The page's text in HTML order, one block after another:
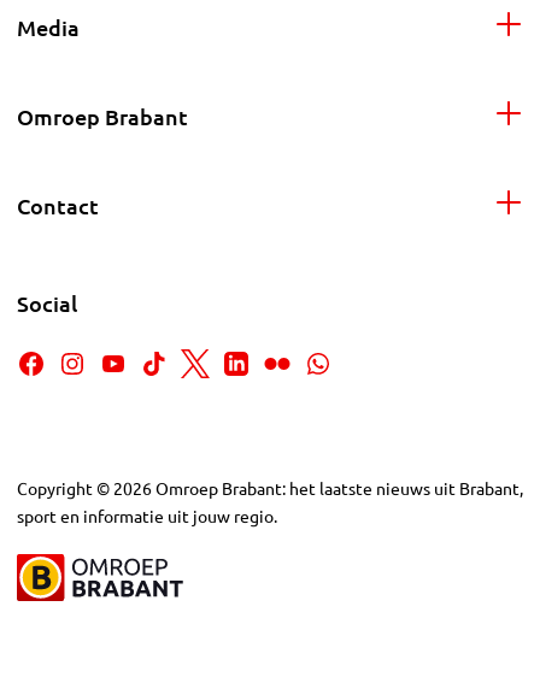
Media
Omroep Brabant
Contact
Social
Copyright © 2026Omroep Brabant: het laatste nieuws uit Brabant,
sport en informatie uit jouw regio.